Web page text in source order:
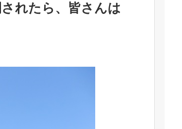
れたら、皆さんは